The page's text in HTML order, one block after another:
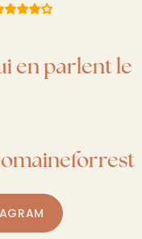
en parlent le